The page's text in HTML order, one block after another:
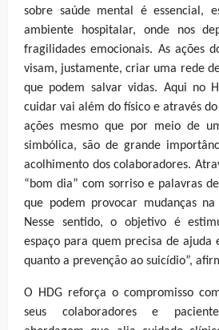
sobre saúde mental é essencial,
ambiente hospitalar, onde nos
fragilidades emocionais. As ações
visam, justamente, criar uma rede
que podem salvar vidas. Aqui no
cuidar vai além do físico e através
ações mesmo que por meio de
simbólica, são de grande
acolhimento dos colaboradores.
“bom dia” com sorriso e palavras
que podem provocar mudanças
Nesse sentido, o objetivo é
espaço para quem precisa de ajuda
quanto a prevenção ao suicídio”,
O HDG reforça o compromisso
seus colaboradores e